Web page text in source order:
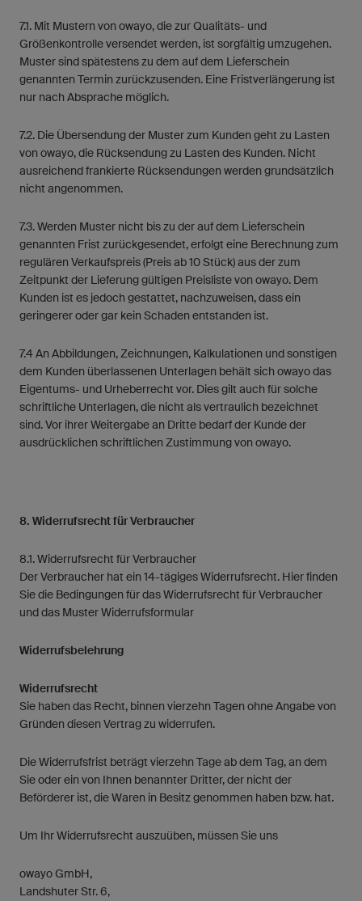
7.1. Mit Mustern von owayo, die zur Qualitäts- und
Größenkontrolle versendet werden, ist sorgfältig umzugehen.
Muster sind spätestens zu dem auf dem Lieferschein
genannten Termin zurückzusenden. Eine Fristverlängerung ist
nur nach Absprache möglich.
7.2. Die Übersendung der Muster zum Kunden geht zu Lasten
von owayo, die Rücksendung zu Lasten des Kunden. Nicht
ausreichend frankierte Rücksendungen werden grundsätzlich
nicht angenommen.
7.3. Werden Muster nicht bis zu der auf dem Lieferschein
genannten Frist zurückgesendet, erfolgt eine Berechnung zum
regulären Verkaufspreis (Preis ab 10 Stück) aus der zum
Zeitpunkt der Lieferung gültigen Preisliste von owayo. Dem
Kunden ist es jedoch gestattet, nachzuweisen, dass ein
geringerer oder gar kein Schaden entstanden ist.
7.4 An Abbildungen, Zeichnungen, Kalkulationen und sonstigen
dem Kunden überlassenen Unterlagen behält sich owayo das
Eigentums- und Urheberrecht vor. Dies gilt auch für solche
schriftliche Unterlagen, die nicht als vertraulich bezeichnet
sind. Vor ihrer Weitergabe an Dritte bedarf der Kunde der
ausdrücklichen schriftlichen Zustimmung von owayo.
8. Widerrufsrecht für Verbraucher
8.1. Widerrufsrecht für Verbraucher
Der Verbraucher hat ein 14-tägiges Widerrufsrecht. Hier finden
Sie die Bedingungen für das Widerrufsrecht für Verbraucher
und das Muster Widerrufsformular
Widerrufsbelehrung
Widerrufsrecht
Sie haben das Recht, binnen vierzehn Tagen ohne Angabe von
Gründen diesen Vertrag zu widerrufen.
Die Widerrufsfrist beträgt vierzehn Tage ab dem Tag, an dem
Sie oder ein von Ihnen benannter Dritter, der nicht der
Beförderer ist, die Waren in Besitz genommen haben bzw. hat.
Um Ihr Widerrufsrecht auszuüben, müssen Sie uns
owayo GmbH,
Landshuter Str. 6,